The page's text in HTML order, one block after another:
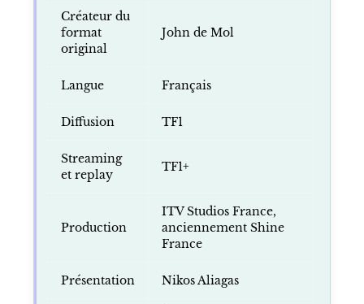
Créateur du
format
original
John de Mol
Langue Français
Diffusion TF1
Streaming
et replay
TF1+
Production
ITV Studios France,
anciennement Shine
France
Présentation Nikos Aliagas